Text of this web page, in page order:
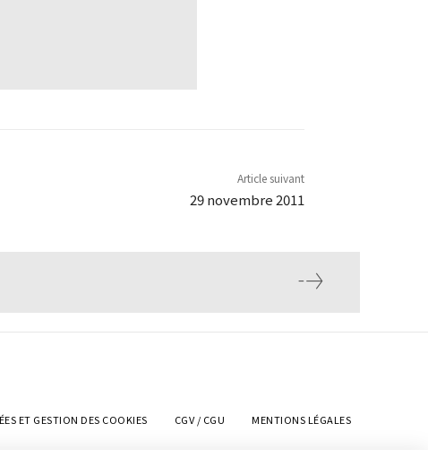
Article suivant
29 novembre 2011
ET GESTION DES COOKIES CGV / CGU MENTIONS LÉGALES